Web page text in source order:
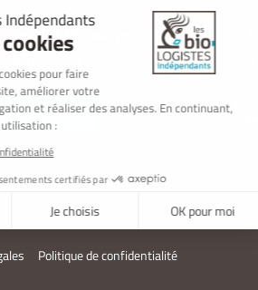
par message via
de contact
Politique de confidentialité